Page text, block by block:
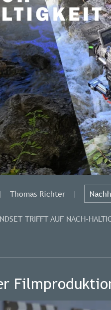
Thomas Richter |
TRIFFT AUF NACH-